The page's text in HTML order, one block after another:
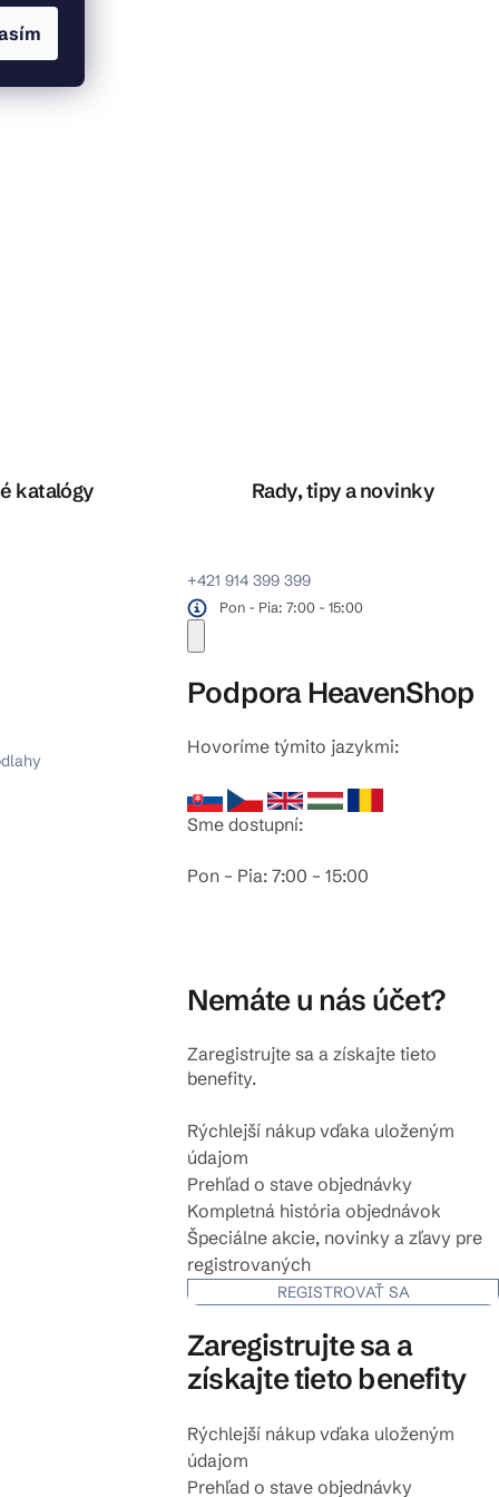
katalógy Rady, tipy a novinky
+421 914 399 399
Pon - Pia: 7:00 - 15:00
Podpora HeavenShop
Hovoríme týmito jazykmi:
Sme dostupní:
Pon – Pia: 7:00 – 15:00
Nemáte u nás účet?
Zaregistrujte sa a získajte tieto
benefity.
Rýchlejší nákup vďaka uloženým
údajom
Prehľad o stave objednávky
Kompletná história objednávok
Špeciálne akcie, novinky a zľavy pre
registrovaných
REGISTROVAŤ SA
Zaregistrujte sa a
získajte tieto benefity
Rýchlejší nákup vďaka uloženým
údajom
Prehľad o stave objednávky